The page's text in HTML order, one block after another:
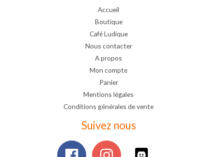
Accueil
Boutique
Café Ludique
Nous contacter
A propos
Mon compte
Panier
Mentions légales
Conditions générales de vente
Suivez nous